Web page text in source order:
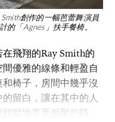
創作的一幅芭蕾舞演員
的「Agnes」扶手餐椅。
飛翔的Ray Smith的
優雅的線條和輕盈自
椅子，房間中幾乎沒
留白，讓在其中的人
鬆地享受相聚的時